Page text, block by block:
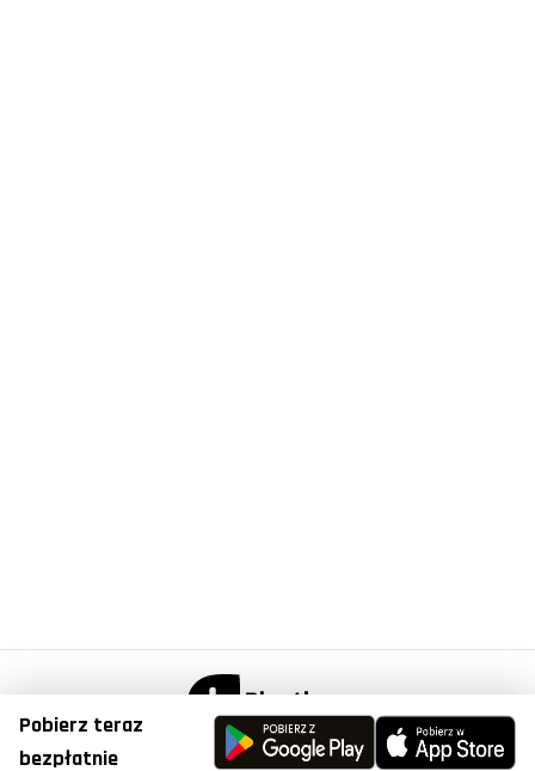
Pobierz teraz
bezpłatnie© Copyright 2023, Plantis . All Right Reserved.